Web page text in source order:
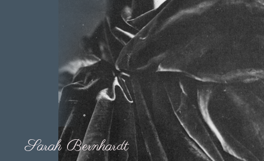
Sarah Bernhardt